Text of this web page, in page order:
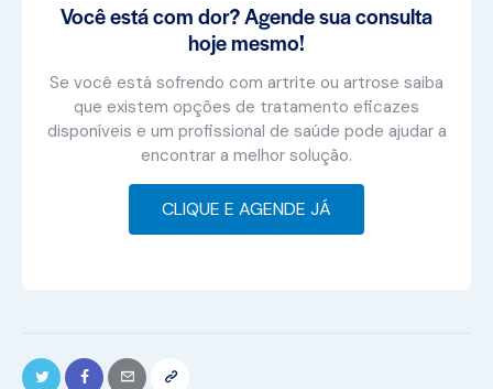
Você está com dor? Agende sua consulta
hoje mesmo!
Se você está sofrendo com artrite ou artrose saiba
que existem opções de tratamento eficazes
disponíveis e um profissional de saúde pode ajudar a
encontrar a melhor solução.
CLIQUE E AGENDE JÁ